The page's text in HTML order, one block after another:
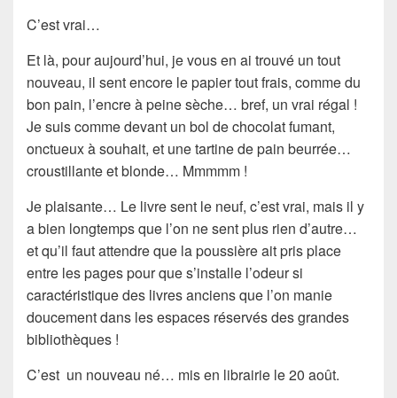
C’est vrai…
Et là, pour aujourd’hui, je vous en ai trouvé un tout
nouveau, il sent encore lepapier tout frais, comme du
bon pain, l’encre à peine sèche… bref, un vrai régal !
Je suis comme devant un bol de chocolat fumant,
onctueux à souhait, et une tartine de pain beurrée…
croustillante et blonde… Mmmmm !
Je plaisante… Le livre sent le neuf, c’est vrai, mais il y
a bien longtemps que l’on ne sent plus rien d’autre…
et qu’il faut attendre que la poussière ait pris place
entre les pages pour que s’installe l’odeur si
caractéristique des livres anciens que l’on manie
doucement dans les espaces réservés des grandes
bibliothèques !
C’est un nouveau né… mis en librairie le 20 août.